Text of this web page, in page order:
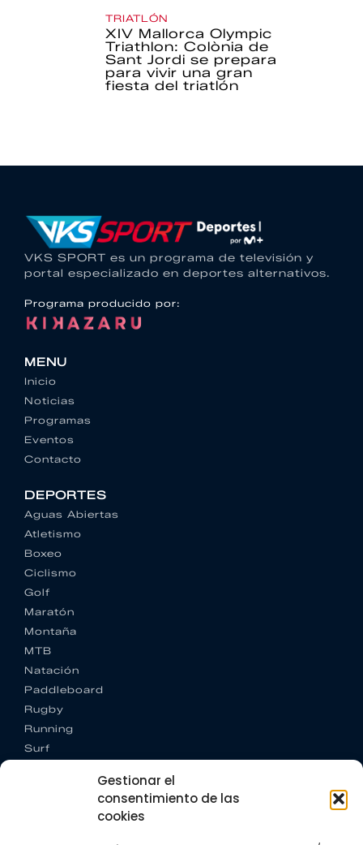
Gestionar el
consentimiento de las
cookies
TRIATLÓN
XIV Mallorca Olympic
Triathlon: Colònia de
Sant Jordi se prepara
para vivir una gran
fiesta del triatlón
VKS SPORT es un programa de televisión y
portal especializado en deportes alternativos.
Programa producido por:
MENU
Inicio
Noticias
Programas
Eventos
Contacto
DEPORTES
Aguas Abiertas
Atletismo
Boxeo
Ciclismo
Golf
Maratón
Montaña
MTB
Natación
Paddleboard
Rugby
Running
Surf
CONTACTO